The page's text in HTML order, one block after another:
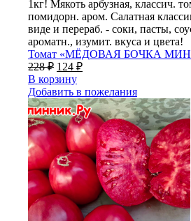
1кг! Мякоть арбузная, классич.
помидорн. аром. Салатная
виде и перераб. - соки, пасты,
ароматн., изумит. вкуса и цвета!
Томат «МЁДОВАЯ БОЧКА
228₽ 124 ₽
В корзину
Добавить в пожелания